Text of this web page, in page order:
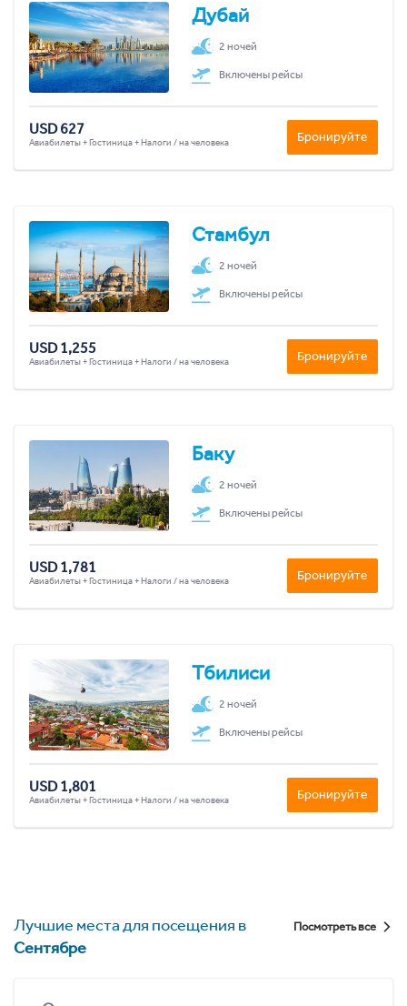
Дубай
2 ночей
Включены рейсы
USD 627
Авиабилеты + Гостиница + Налоги / на человека Бронируйте
Стамбул
2 ночей
Включены рейсы
USD 1,255
Авиабилеты + Гостиница + Налоги / на человека Бронируйте
Баку
2 ночей
Включены рейсы
USD 1,781
Авиабилеты + Гостиница + Налоги / на человека Бронируйте
Тбилиси
2 ночей
Включены рейсы
USD 1,801
Авиабилеты + Гостиница + Налоги / на человека Бронируйте
Лучшие места для посещения в
Сентябре
Посмотреть все